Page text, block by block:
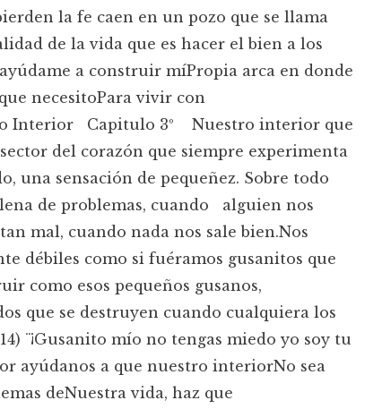
la fe caen en un pozo que se llama
de la vida que es hacer el bien a los
a construir míPropia arca en donde
necesitoPara vivir con
Interior Capitulo 3º Nuestro interior que
del corazón que siempre experimenta
una sensación de pequeñez. Sobre todo
de problemas, cuando alguien nos
mal, cuando nada nos sale bien.Nos
débiles como si fuéramos gusanitos que
como esos pequeños gusanos,
que se destruyen cuando cualquiera los
¨¡Gusanito mío no tengas miedo yo soy tu
ayúdanos a que nuestro interiorNo sea
deNuestra vida, haz que